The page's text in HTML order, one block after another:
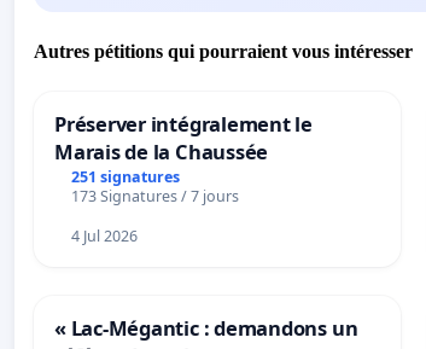
Autres pétitions qui pourraient vous intéresser
Préserver intégralement le
Marais de la Chaussée
251 signatures
173 Signatures / 7 jours
4 Jul 2026
« Lac-Mégantic : demandons un